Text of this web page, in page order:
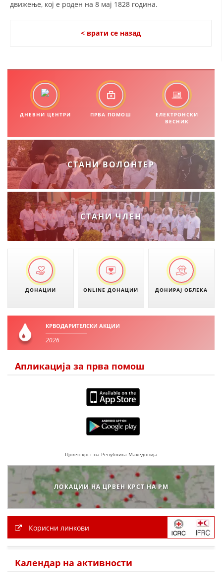
СОЦИЈАЛНО ХУМАНИТАРНА ДЕЈНОСТ
ПОДГОТВЕНОСТ И ДЕЈСТВО ПРИ КАТАСТРОФИ
ТИМ ЗА ОДГОВОР ПРИ КАТАСТРОФИ ПРИ ООЦК КУМАНОВО
ОДНОСИ СО ЈАВНОСТ
МЕЃУНАРОДНА СОРАБОТКА
ДОГОВОРИ
ЗНАЧЕЊЕ НА СЛУЖБАТА ЗА БАРАЊЕ
ФОРМУЛАРИ ЗА БАРАЊА
ЗДРАВСТВЕНО ПРЕВЕНТИВНА ДЕЈНОСТ
ПРВА ПОМОШ
КРВОДАРИТЕЛСТВО
ИНФОРМАЦИИ ЗА БОЛЕСТИ
ПРИРАЧНИЦИ
ЕДУКАТИВНО ИНФОРМАТИВНИ МАТЕРИЈАЛИ
БРОШУРИ
ПОСТЕРИ
движење, кој е роден на 8 мај 1828 година.
< врати се назад
ДНЕВНИ ЦЕНТРИ ПРВА ПОМОШ
ЕЛЕКТРОНСКИ
ВЕСНИК
СТАНИ ВОЛОНТЕР
СТАНИ ЧЛЕН
ДОНАЦИИ ONLINE ДОНАЦИИ ДОНИРАЈ ОБЛЕКА
КРВОДАРИТЕЛСКИ АКЦИИ
2026
Апликација за прва помош
Црвен крст на Република Македонија
ЛОКАЦИИ НА ЦРВЕН КРСТ НА РМ
Корисни линкови
Календар на активности